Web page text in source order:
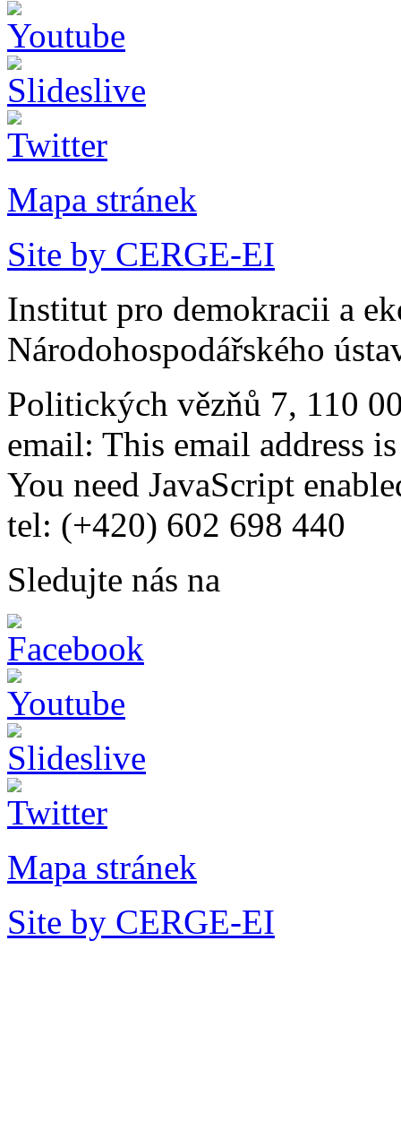
Mapa stránek
Site by CERGE-EI
Institut pro demokracii a
Národohospodářského
Politických vězňů 7, 110
email: This email address
You need JavaScript
tel: (+420) 602 698 440
Sledujte nás na
Mapa stránek
Site by CERGE-EI